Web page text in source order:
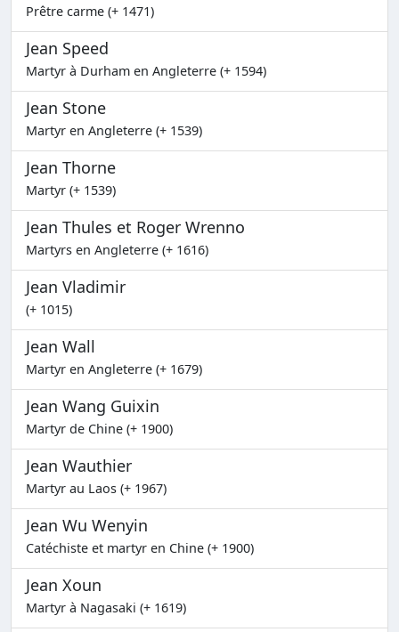
Prêtre carme (+ 1471)
Jean Speed
Martyr à Durham en Angleterre (+ 1594)
Jean Stone
Martyr en Angleterre (+ 1539)
Jean Thorne
Martyr (+ 1539)
Jean Thules et Roger Wrenno
Martyrs en Angleterre (+ 1616)
Jean Vladimir
(+ 1015)
Jean Wall
Martyr en Angleterre (+ 1679)
Jean Wang Guixin
Martyr de Chine (+ 1900)
Jean Wauthier
Martyr au Laos (+ 1967)
Jean Wu Wenyin
Catéchiste et martyr en Chine (+ 1900)
Jean Xoun
Martyr à Nagasaki (+ 1619)